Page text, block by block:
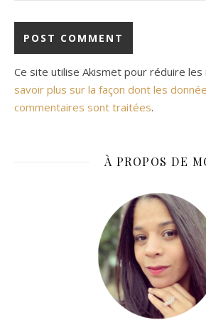
Ce site utilise Akismet pour réduire les
savoir plus sur la façon dont les
commentaires sont traitées.
À PROPOS DE